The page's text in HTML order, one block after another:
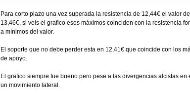
Para corto plazo una vez superada la resistencia de 12,44€ el valor
13,46€, si veis el grafico esos máximos coinciden con la resistencia
a mínimos del valor.
El soporte que no debe perder esta en 12,41€ que coincide con los
de apoyo.
El grafico siempre fue bueno pero pese a las divergencias alcistas
un movimiento lateral.